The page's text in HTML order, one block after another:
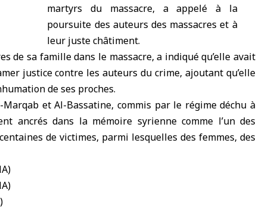
martyrs du massacre, a appelé à la
poursuite des auteurs des massacres et à
leur juste châtiment.
de sa famille dans le massacre, a indiqué qu’elle avait
justice contre les auteurs du crime, ajoutant qu’elle
de ses proches.
Marqab et Al-Bassatine, commis par le régime déchu à
ancrés dans la mémoire syrienne comme l’un des
de victimes, parmi lesquelles des femmes, des